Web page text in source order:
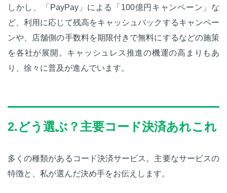
しかし、「PayPay」による「100億円キャンペーン」な
ど、利用に応じて残高をキャッシュバックするキャンペー
ンや、店舗側の手数料を期限付きで無料にするなどの施策
を各社が展開。キャッシュレス推進の機運の高まりもあ
り、徐々に普及が進んでいます。
2.どう選ぶ？主要コード決済あれこれ
多くの種類があるコード決済サービス。主要なサービスの
特徴と、私が選んだ決め手をお伝えします。